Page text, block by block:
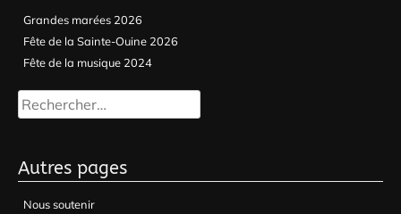
Grandes marées 2026
Fête de la Sainte-Ouine 2026
Fête de la musique 2024
Rechercher :
Autres pages
Nous soutenir